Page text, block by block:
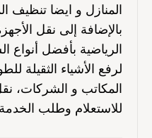
المنازل و ايضا تنظيف
بالإضافة إلى نقل
الرياضية بأفضل أنواع
لرفع الأشياء الثقيلة
المكاتب و الشركات،
للاستعلام وطلب